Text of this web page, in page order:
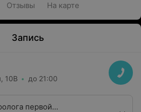
Отзывы На карте
Запись
10В до 21:00
первой